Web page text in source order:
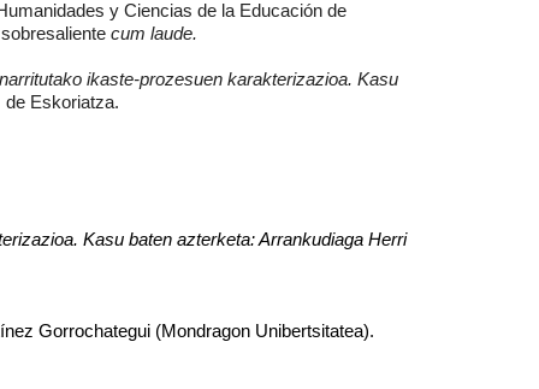
y Ciencias de la Educación de
cum laude.
ikaste-prozesuen karakterizazioa. Kasu
Eskoriatza.
Kasu baten azterketa: Arrankudiaga Herri
Gorrochategui (Mondragon Unibertsitatea).